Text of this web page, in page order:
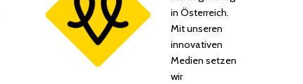
in Österreich.
Mit unseren
innovativen
Medien setzen
wir